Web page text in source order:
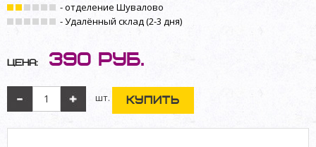
- отделение Шувалово
- Удалённый склад (2-3 дня)
Цена: 390 руб.
шт.